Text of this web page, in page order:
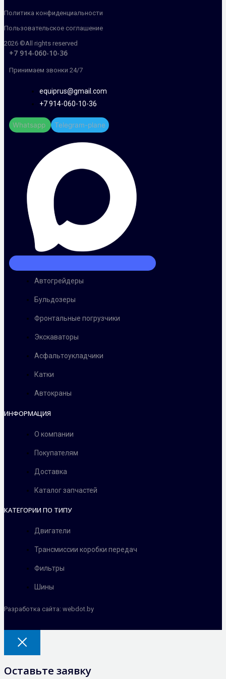
Политика конфиденциальности
Пользовательское соглашение
2026 ©All rights reserved
+7 914-060-10-36
Принимаем звонки 24/7
equiprus@gmail.com
+7 914-060-10-36
Whatsapp Telegram-plane
Автогрейдеры
Бульдозеры
Фронтальные погрузчики
Экскаваторы
Асфальтоукладчики
Катки
Автокраны
ИНФОРМАЦИЯ
О компании
Покупателям
Доставка
Каталог запчастей
КАТЕГОРИИ ПО ТИПУ
Двигатели
Трансмиссии коробки передач
Фильтры
Шины
Разработка сайта: webdot.by
Оставьте заявку